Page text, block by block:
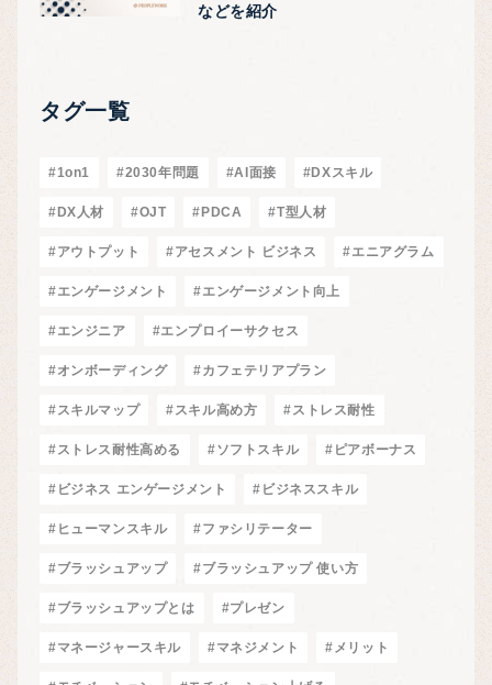
などを紹介
タグ一覧
#1on1 #2030年問題 #AI面接 #DXスキル
#DX人材 #OJT #PDCA #T型人材
#アウトプット #アセスメント ビジネス #エニアグラム
#エンゲージメント #エンゲージメント向上
#エンジニア #エンプロイーサクセス
#オンボーディング #カフェテリアプラン
#スキルマップ #スキル高め方 #ストレス耐性
#ストレス耐性高める #ソフトスキル #ピアボーナス
#ビジネス エンゲージメント #ビジネススキル
#ヒューマンスキル #ファシリテーター
#ブラッシュアップ #ブラッシュアップ 使い方
#ブラッシュアップとは #プレゼン
#マネージャースキル #マネジメント #メリット